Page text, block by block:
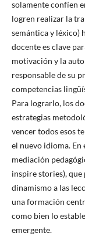
solamente confíen
logren realizar la
semántica y léxico)
docente es clave
motivación y la
responsable de su
competencias
Para lograrlo, los
estrategias
vencer todos esos
el nuevo idioma. En
mediación
inspire stories),
dinamismo a las
una formación
como bien lo
emergente.